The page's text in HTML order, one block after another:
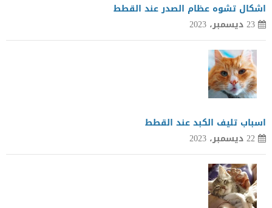
اشكال تشوه عظام الصدر عند القطط
23 ديسمبر، 2023
اسباب تليف الكبد عند القطط
22 ديسمبر، 2023